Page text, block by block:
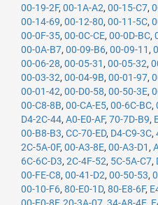
00-19-2F, 00-1A-A2, 00-15-C7,
00-14-69, 00-12-80, 00-11-5C,
00-0F-35, 00-0C-CE, 00-0D-BC,
00-0A-B7, 00-09-B6, 00-09-11 ,
00-06-28, 00-05-31 , 00-05-32,
00-03-32, 00-04-9B, 00-01-97,
00-01-42, 00-D0-58, 00-50-3E,
00-C8-8B, 00-CA-E5, 00-6C-BC,
D4-2C-44, A0-E0-AF, 70-7D-B9,
00-B8-B3, CC-70-ED, D4-C9-3C,
2C-5A-0F, 00-A3-8E, 00-A3-D1 ,
6C-6C-D3, 2C-4F-52, 5C-5A-C7,
00-FE-C8, 00-41-D2, 00-50-53,
00-10-F6, 80-E0-1D, 80-E8-6F,